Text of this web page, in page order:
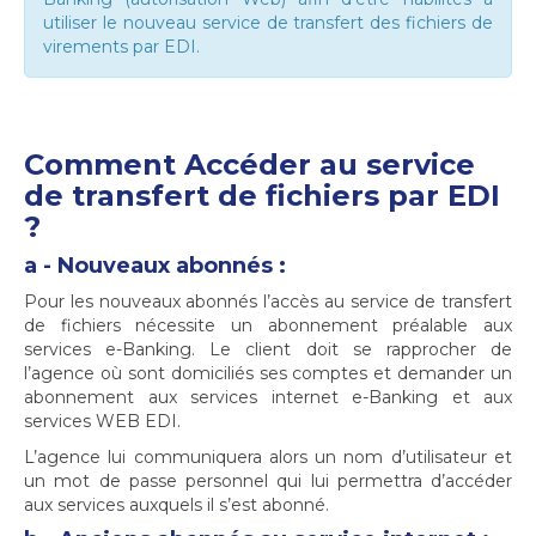
utiliser le nouveau service de transfert des fichiers de
virements par EDI.
Comment Accéder au service
de transfert de fichiers par EDI
?
a - Nouveaux abonnés :
Pour les nouveaux abonnés l’accès au service de transfert
de fichiers nécessite un abonnement préalable aux
services e-Banking. Le client doit se rapprocher de
l’agence où sont domiciliés ses comptes et demander un
abonnement aux services internet e-Banking et aux
services WEB EDI.
L’agence lui communiquera alors un nom d’utilisateur et
un mot de passe personnel qui lui permettra d’accéder
aux services auxquels il s’est abonné.